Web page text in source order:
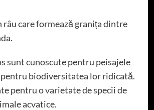
râu care formează granița dintre
sunt cunoscute pentru peisajele
biodiversitatea lor ridicată.
pentru o varietate de specii de
acvatice.